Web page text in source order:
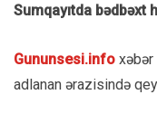
Sumqayıtda bədbəxt
Gununsesi.info xəbər
adlanan ərazisində